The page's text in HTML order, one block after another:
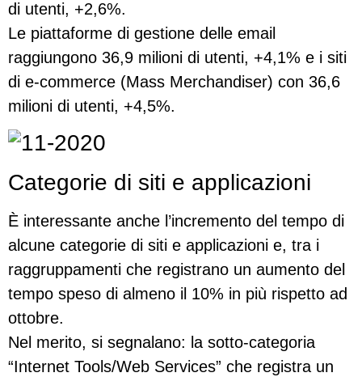
di utenti, +2,6%.
Le piattaforme di gestione delle email
raggiungono 36,9 milioni di utenti, +4,1% e i siti
di e-commerce (Mass Merchandiser) con 36,6
milioni di utenti, +4,5%.
Categorie di siti e applicazioni
È interessante anche l’incremento del tempo di
alcune categorie di siti e applicazioni e, tra i
raggruppamenti che registrano un aumento del
tempo speso di almeno il 10% in più rispetto ad
ottobre.
Nel merito, si segnalano: la sotto-categoria
“Internet Tools/Web Services” che registra un